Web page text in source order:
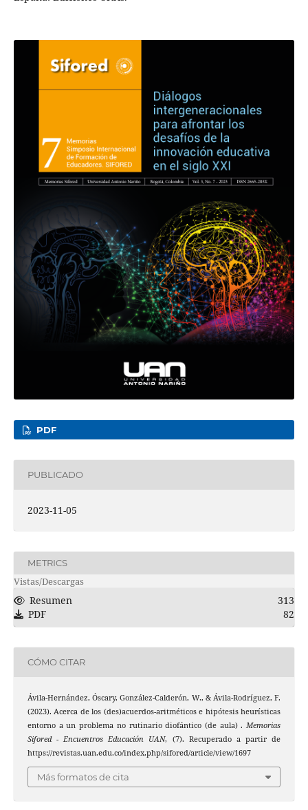
PDF
PUBLICADO
2023-11-05
METRICS
Vistas/Descargas
Resumen
313
PDF
82
CÓMO CITAR
Ávila-Hernández, Óscary, González-Calderón, W., & Ávila-Rodríguez, F.
(2023). Acerca de los (des)acuerdos-aritméticos e hipótesis heurísticas
entorno a un problema no rutinario diofántico (de aula) .Memorias
Sifored - Encuentros Educación UAN, (7). Recuperado a partir de
https://revistas.uan.edu.co/index.php/sifored/article/view/1697
Más formatos de cita